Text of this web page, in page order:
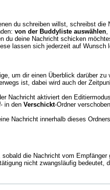
du schreiben willst, schreibst
von der Buddyliste auswählen,
du deine Nachricht schicken
lassen sich jederzeit auf Wunsch
um dir einen Überblick darüber
ist, dabei wird auch der
Nachricht aktiviert den
- in den Verschickt-Ordner
Nachricht innerhalb dieses
die Nachricht vom Empfänger
nicht zwangsläufig bedeutet,